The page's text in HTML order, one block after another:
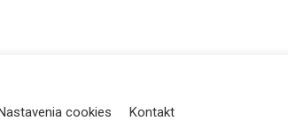
cookies
Kontakt